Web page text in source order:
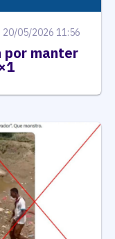
20/05/2026 11:56
por manter